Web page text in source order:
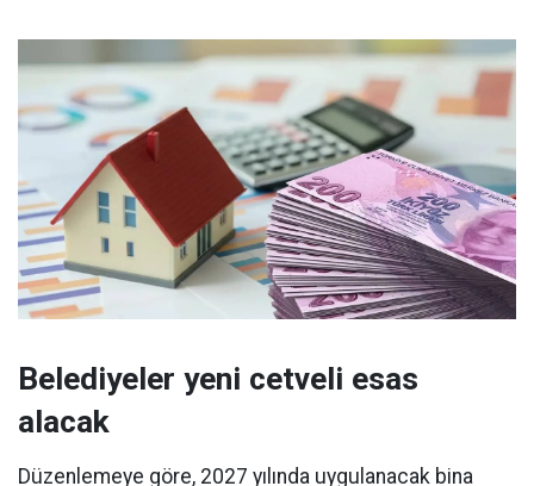
Belediyeler yeni cetveli esas
alacak
Düzenlemeye göre, 2027 yılında uygulanacak bina